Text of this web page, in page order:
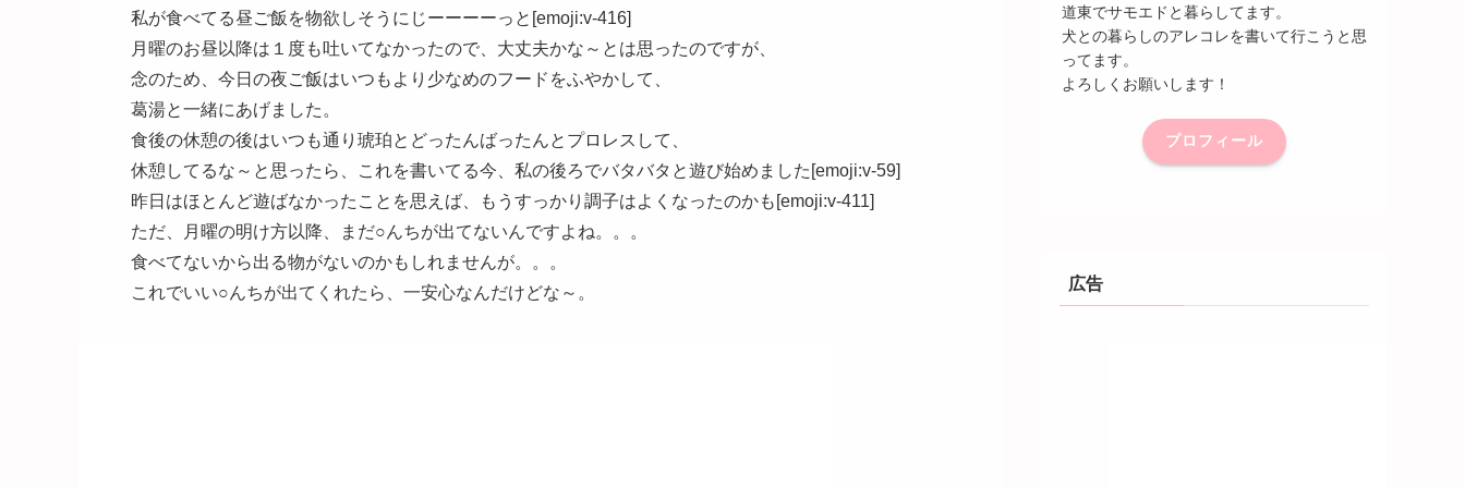
私が食べてる昼ご飯を物欲しそうにじーーーーっと[emoji:v-416]
月曜のお昼以降は１度も吐いてなかったので、大丈夫かな～とは思ったのですが、
念のため、今日の夜ご飯はいつもより少なめのフードをふやかして、
葛湯と一緒にあげました。
食後の休憩の後はいつも通り琥珀とどったんばったんとプロレスして、
休憩してるな～と思ったら、これを書いてる今、私の後ろでバタバタと遊び始めました[emoji:v-59]
昨日はほとんど遊ばなかったことを思えば、もうすっかり調子はよくなったのかも[emoji:v-411]
ただ、月曜の明け方以降、まだ○んちが出てないんですよね。。。
食べてないから出る物がないのかもしれませんが。。。
これでいい○んちが出てくれたら、一安心なんだけどな～。
道東でサモエドと暮らしてます。
犬との暮らしのアレコレを書いて行こうと思
ってます。
よろしくお願いします！
プロフィール
広告